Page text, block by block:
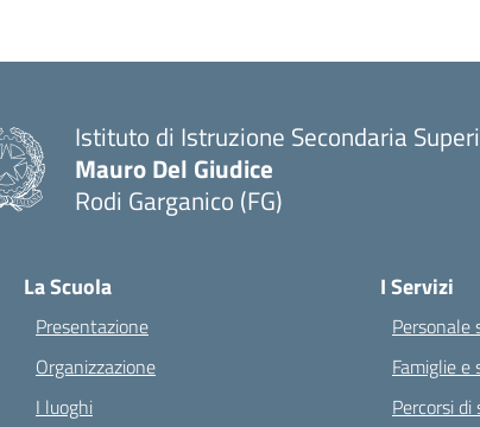
Istituto di Istruzione Secondaria
Mauro Del Giudice
Rodi Garganico (FG)
La Scuola
Presentazione
Organizzazione
I luoghi
I Servizi
Personale
Famiglie e
Percorsi di